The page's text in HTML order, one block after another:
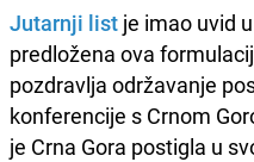
Jutarnji list je imao uvid
predložena ova
pozdravlja održavanje
konferencije s Crnom
je Crna Gora postigla u